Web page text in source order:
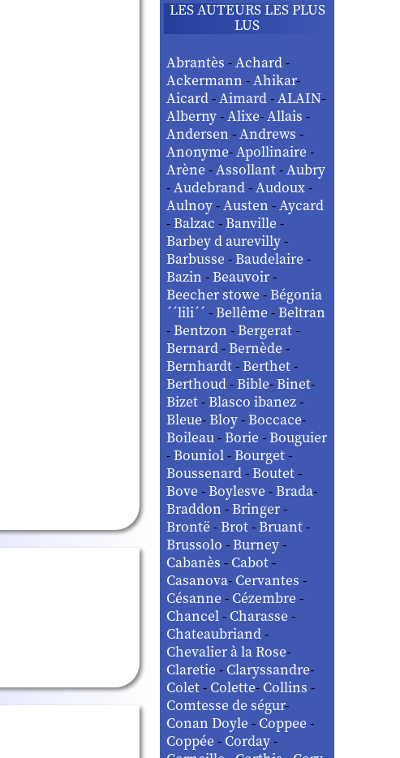
LES AUTEURS LES PLUS
LUS
Abrantès-Achard-
Ackermann-Ahikar-
Aicard-Aimard-ALAIN-
Alberny-Alixe-Allais-
Andersen-Andrews-
Anonyme-Apollinaire-
Arène-Assollant-Aubry
-Audebrand-Audoux-
Aulnoy-Austen-Aycard
-Balzac-Banville-
Barbey d aurevilly-
Barbusse-Baudelaire-
Bazin-Beauvoir-
Beecher stowe-Bégonia
´´lili´´-Bellême-Beltran
-Bentzon-Bergerat-
Bernard-Bernède-
Bernhardt-Berthet-
Berthoud-Bible-Binet-
Bizet-Blasco ibanez-
Bleue-Bloy-Boccace-
Boileau-Borie-Bouguier
-Bouniol-Bourget-
Boussenard-Boutet-
Bove-Boylesve-Brada-
Braddon-Bringer-
Brontë-Brot-Bruant-
Brussolo-Burney-
Cabanès- Cabot-
Casanova- Cervantes-
Césanne- Cézembre-
Chancel- Charasse-
Chateaubriand-
Chevalier à la Rose-
Claretie- Claryssandre-
Colet- Colette- Collins-
Comtesse de ségur-
Conan Doyle- Coppee-
Coppée- Corday-